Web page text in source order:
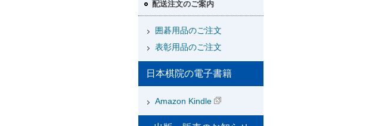
配送注文のご案内
囲碁用品のご注文
表彰用品のご注文
日本棋院の電子書籍
Amazon Kindle